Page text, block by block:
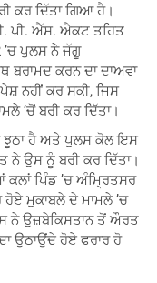
ਕਰ ਦਿੱਤਾ ਗਿਆ ਹੈ।
ਪੀ. ਐੱਸ. ਐਕਟ ਤਹਿਤ
’ਚ ਪੁਲਸ ਨੇ ਜੱਗੂ
ਬਰਾਮਦ ਕਰਨ ਦਾ ਦਾਅਵਾ
ਨਹੀਂ ਕਰ ਸਕੀ, ਜਿਸ
’ਚੋਂ ਬਰੀ ਕਰ ਦਿੱਤਾ।
ਝੂਠਾ ਹੈ ਅਤੇ ਪੁਲਸ ਕੋਲ ਇਸ
ਨੇ ਉਸ ਨੂੰ ਬਰੀ ਕਰ ਦਿੱਤਾ।
ਪਿੰਡ ’ਚ ਅੰਮ੍ਰਿਤਸਰ
ਮੁਕਾਬਲੇ ਦੇ ਮਾਮਲੇ ’ਚ
ਨੇ ਉਜ਼ਬੇਕਿਸਤਾਨ ਤੋਂ ਔਰਤ
ਉਠਾਉਂਦੇ ਹੋਏ ਫਰਾਰ ਹੋ